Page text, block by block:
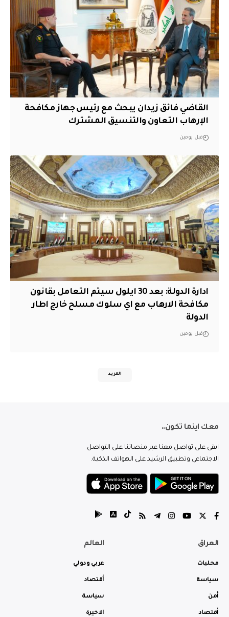
القاضي فائق زيدان يبحث مع رئيس جهاز مكافحة
الإرهاب التعاون والتنسيق المشترك
قبل يومين
ادارة الدولة: بعد 30 ايلول سيتم التعامل بقانون
مكافحة الارهاب مع اي سلوك مسلح خارج اطار
الدولة
قبل يومين
المزيد
معك اينما تكون..
ابقى على تواصل معنا عبر منصاتنا على التواصل
الاجتماعي وتطبيق الرشيد على الهواتف الذكية.
العراق
محليات
سياسة
أمن
أقتصاد
العالم
عربي ودولي
أقتصاد
سياسة
الاخيرة